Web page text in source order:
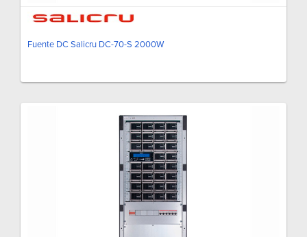
Fuente DC Salicru DC-70-S 2000W